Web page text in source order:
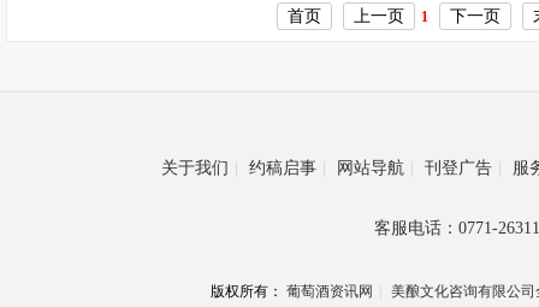
首页 上一页 1 下一页
关于我们 约稿启事 网站导航 刊登广告 服
客服电话：0771-
版权所有： 葡萄酒资讯网 美酿文化咨询有限公司